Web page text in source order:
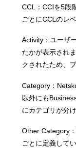
CCL：CCIを5段
ごとにCCLのレ
Activity：ユーザ
たかが表示され
クされたため、
Category：
以外にも
にカテゴリが分
Other Category
ごとに定義して